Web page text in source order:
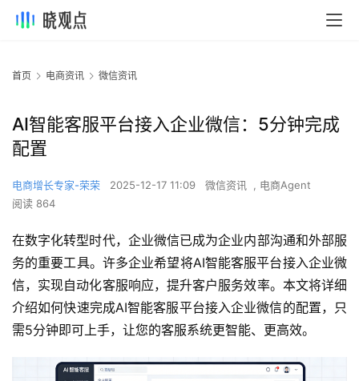
首页 电商资讯 微信资讯
AI智能客服平台接入企业微信：5分钟完成
配置
电商增长专家-荣荣 2025-12-17 11:09 微信资讯 , 电商Agent
阅读 864
在数字化转型时代，企业微信已成为企业内部沟通和外部服
务的重要工具。许多企业希望将AI智能客服平台接入企业微
信，实现自动化客服响应，提升客户服务效率。本文将详细
介绍如何快速完成AI智能客服平台接入企业微信的配置，只
需5分钟即可上手，让您的客服系统更智能、更高效。